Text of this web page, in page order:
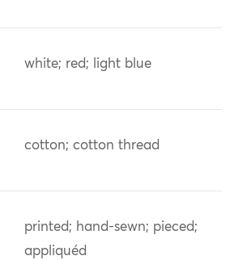
white; red; light blue
cotton; cotton thread
printed; hand-sewn; pieced;
appliquéd